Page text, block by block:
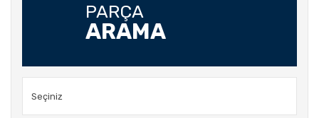
PARÇA
ARAMA